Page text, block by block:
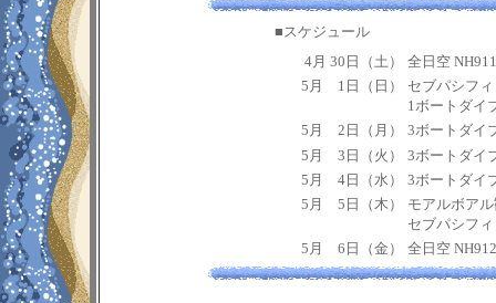
■スケジュール
4月 30日（土）
全日空
5月 1日（日）
セブパシフ
1ボートダイ
5月 2日（月）
3ボートダイ
5月 3日（火）
3ボートダイ
5月 4日（水）
3ボートダイ
5月 5日（木）
モアルボア
セブパシフ
5月 6日（金）
全日空